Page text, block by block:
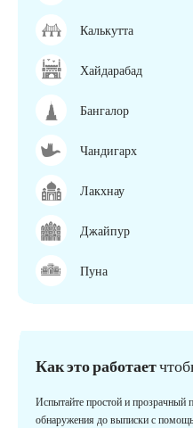
Калькутта
Хайдарабад
Бангалор
Чандигарх
Лакхнау
Джайпур
Пуна
Как это работает
Испытайте простой и прозрачный
обнаружения до выписки с